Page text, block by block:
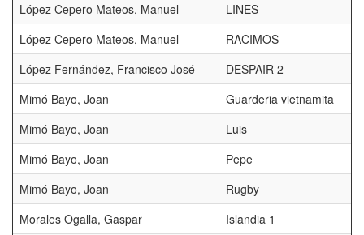
López Cepero Mateos, Manuel
LINES
López Cepero Mateos, Manuel
RACIMOS
López Fernández, Francisco José
DESPAIR 2
Mimó Bayo, Joan
Guarderia vietnamita
Mimó Bayo, Joan
Luis
Mimó Bayo, Joan
Pepe
Mimó Bayo, Joan
Rugby
Morales Ogalla, Gaspar
Islandia 1